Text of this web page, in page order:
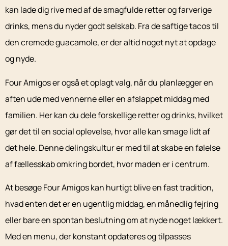
kan lade dig rive med af de smagfulde retter og farverige
drinks, mens du nyder godt selskab. Fra de saftige tacos til
den cremede guacamole, er der altid noget nyt at opdage
og nyde.
Four Amigos er også et oplagt valg, når du planlægger en
aften ude med vennerne eller en afslappet middag med
familien. Her kan du dele forskellige retter og drinks, hvilket
gør det til en social oplevelse, hvor alle kan smage lidt af
det hele. Denne delingskultur er med til at skabe en følelse
af fællesskab omkring bordet, hvor maden er i centrum.
At besøge Four Amigos kan hurtigt blive en fast tradition,
hvad enten det er en ugentlig middag, en månedlig fejring
eller bare en spontan beslutning om at nyde noget lækkert.
Med en menu, der konstant opdateres og tilpasses